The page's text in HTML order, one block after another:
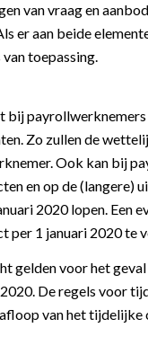
van vraag en
er aan beide
toepassing.
bij
Zo zullen de
Ook kan bij
en op de
2020 lopen. Een
1 januari 2020 te
gelden voor het
De regels voor
van het tijdelijke